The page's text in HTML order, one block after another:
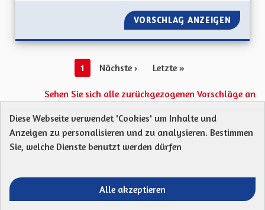
VORSCHLAG ANZEIGEN MISE
1 Nächste › Letzte »
Sehen Sie sich alle zurückgezogenen Vorschläge an
Protection des Données
Charte de contribution
Mentions légales
Was sind Gremien?
Standardtitel für initiatives
Open Data Dateien herunterladen
Diese Webseite verwendet 'Cookies' um Inhalte und
Anzeigen zu personalisieren und zu analysieren. Bestimmen
Sie, welche Dienste benutzt werden dürfen
Alle akzeptieren